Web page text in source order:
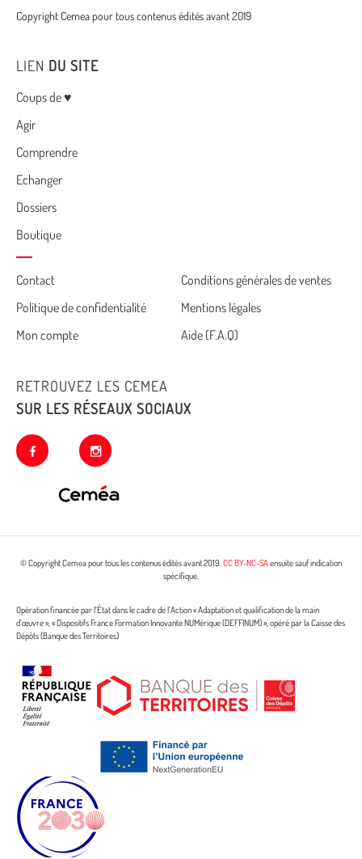
Copyright Cemea pour tous contenus édités avant 2019
LIEN DU SITE
Menu
Coups de ♥
Agir
Comprendre
Echanger
Dossiers
Boutique
Cemea
footer
Contact
Conditions générales de ventes
Politique de confidentialité
Mentions légales
Mon compte
Aide (F.A.Q)
RETROUVEZ LES CEMEA
SUR LES RÉSEAUX SOCIAUX
facebook instagram
© Copyright Cemea pour tous les contenus édités avant 2019.CC BY-NC-SAensuite sauf indication
spécifique.
Opération financée par l’État dans le cadre de l’Action « Adaptation et qualification de la main
d’œuvre », « Dispositifs France Formation Innovante NUMérique (DEFFINUM) », opéré par la Caisse des
Dépôts (Banque des Territoires)